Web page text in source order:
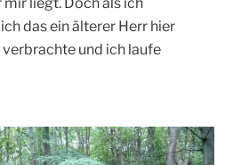
das ein älterer Herr hier
und ich laufe